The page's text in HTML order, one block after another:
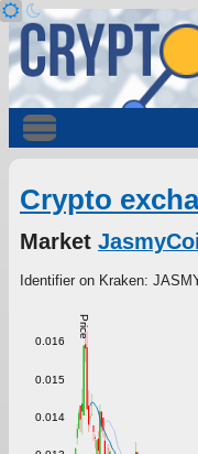
Crypto
Market
Identifier on Kraken:
Price
0.014
0.015
0.016